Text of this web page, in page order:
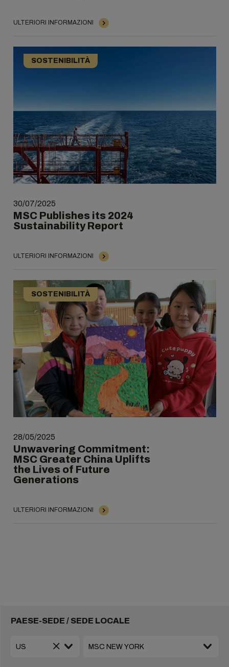
ULTERIORI INFORMAZIONI
SOSTENIBILITÀ
30/07/2025
MSC Publishes its 2024
Sustainability Report
ULTERIORI INFORMAZIONI
SOSTENIBILITÀ
28/05/2025
Unwavering Commitment:
MSC Greater China Uplifts
the Lives of Future
Generations
ULTERIORI INFORMAZIONI
PAESE-SEDE / SEDE LOCALE